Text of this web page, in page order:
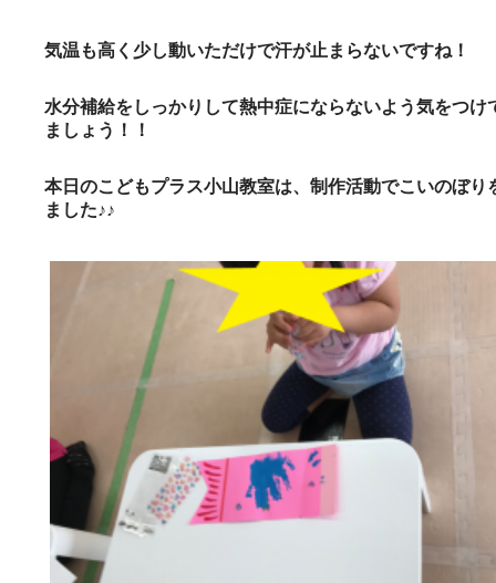
気温も高く少し動いただけで汗が止まらないですね！
水分補給をしっかりして熱中症にならないよう気をつけ
ましょう！！
本日のこどもプラス小山教室は、制作活動でこいのぼり
ました♪♪